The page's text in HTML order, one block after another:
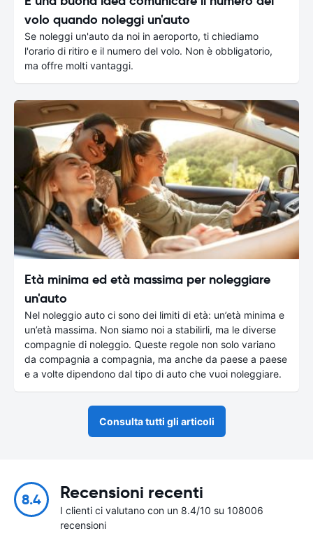
volo quando noleggi un'auto
Se noleggi un'auto da noi in aeroporto, ti chiediamo
l'orario di ritiro e il numero del volo. Non è obbligatorio,
ma offre molti vantaggi.
Età minima ed età massima per noleggiare
un'auto
Nel noleggio auto ci sono dei limiti di età: un’età minima e
un’età massima. Non siamo noi a stabilirli, ma le diverse
compagnie di noleggio. Queste regole non solo variano
da compagnia a compagnia, ma anche da paese a paese
e a volte dipendono dal tipo di auto che vuoi noleggiare.
Consulta tutti gli articoli
8.4 Recensioni recenti
I clienti ci valutano con un 8.4/10 su 108006
recensioni